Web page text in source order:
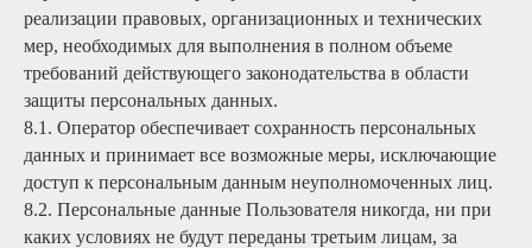
реализации правовых, организационных и технических
мер, необходимых для выполнения в полном объеме
требований действующего законодательства в области
защиты персональных данных.
8.1. Оператор обеспечивает сохранность персональных
данных и принимает все возможные меры, исключающие
доступ к персональным данным неуполномоченных лиц.
8.2. Персональные данные Пользователя никогда, ни при
каких условиях не будут переданы третьим лицам, за
Проживание
Правила проживания
Карта территории
Отзывы
Фотогалерея
Достопримечательности